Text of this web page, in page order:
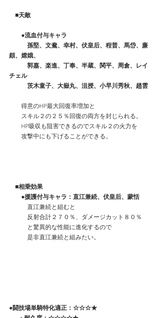
■天敵
●流血付与キャラ
孫堅、文鴦、幸村、伏皇后、程普、馬岱、廉
頗、嫦娥、
郭嘉、楽進、丁奉、半蔵、関平、周倉、レイ
チェル
茨木童子、大嶽丸、沮授、小早川秀秋、趙雲
得意のHP最大回復率増加と
スキル２の２５％回復の両方を封じられる。
HP吸収も阻害できるのでスキル２の火力を
攻撃中にも下げることができる。
■相乗効果
●援護付与キャラ：直江兼続、伏皇后、蒙恬
直江兼続と組むと
反射合計２７０％、ダメージカット８０％
と驚異的な性能に進化するので
是非直江兼続と組みたい。
●闘技場単騎特化適正：☆☆☆★